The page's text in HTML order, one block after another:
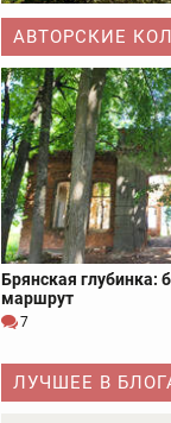
АВТОРСКИЕ
Брянская глубинка:
маршрут
7
ЛУЧШЕЕ В